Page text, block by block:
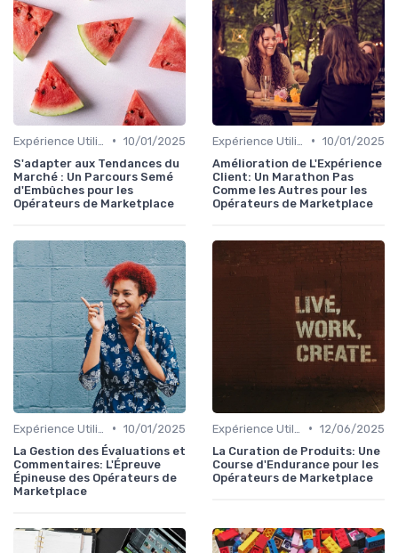
• 10/01/2025
S'adapter aux Tendances du
Marché : Un Parcours Semé
d'Embûches pour les
Opérateurs de Marketplace
• 10/01/2025
Amélioration de L'Expérience
Client: Un Marathon Pas
Comme les Autres pour les
Opérateurs de Marketplace
• 10/01/2025
La Gestion des Évaluations et
Commentaires: L'Épreuve
Épineuse des Opérateurs de
Marketplace
• 12/06/2025
La Curation de Produits: Une
Course d'Endurance pour les
Opérateurs de Marketplace